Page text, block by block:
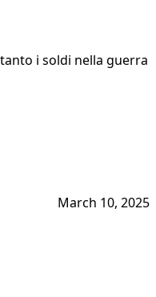
i soldi nella guerra
March 10, 2025